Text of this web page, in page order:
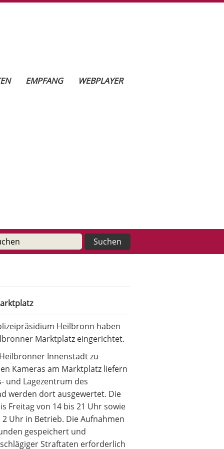
EMPFANG
WEBPLAYER
Heilbronn haben
Marktplatz eingerichtet.
Innenstadt zu
Kameras am Marktplatz liefern
und Lagezentrum des
werden dort ausgewertet. Die
Freitag von 14 bis 21 Uhr sowie
Uhr in Betrieb. Die Aufnahmen
gespeichert und
Straftaten erforderlich